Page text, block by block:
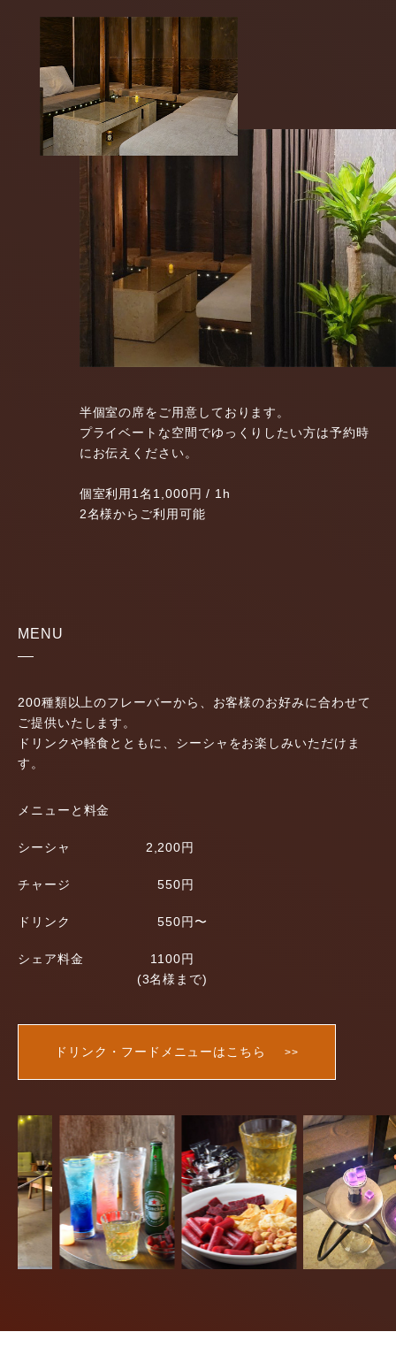
半個室の席をご用意しております。
プライベートな空間でゆっくりしたい方は予約時
にお伝えください。
個室利用1名1,000円 / 1h
2名様からご利用可能
MENU
200種類以上のフレーバーから、お客様のお好みに合わせて
ご提供いたします。
ドリンクや軽食とともに、シーシャをお楽しみいただけま
す。
メニューと料金
シーシャ 2,200円
チャージ 550円
ドリンク 550円〜
シェア料金
1100円
(3名様まで)
ドリンク・フードメニューはこちら >>